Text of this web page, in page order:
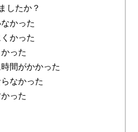
したか？
かった
かった
った
間がかかった
なかった
った